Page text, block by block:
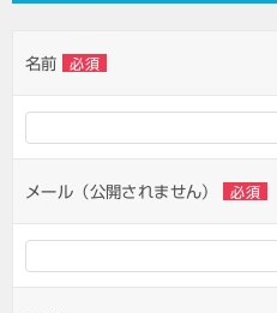
名前 必須
メール（公開されません） 必須